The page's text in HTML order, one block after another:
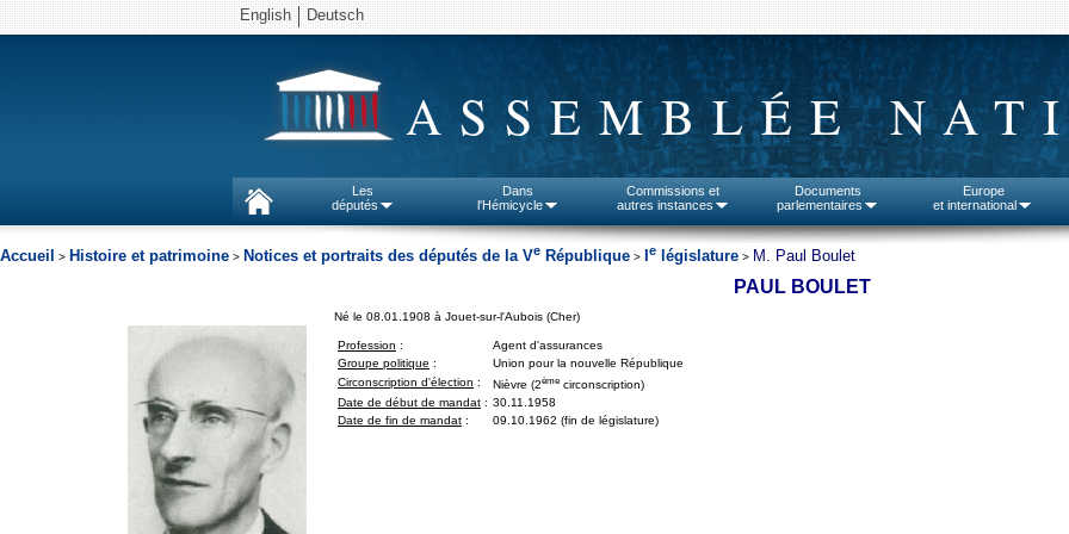
English Deutsch
ASSEMBLÉE
Les
députés
Dans
l'Hémicycle
Commissions et
autres instances
Documents
parlementaires
Europe
et international
Accueil > Histoire et patrimoine > Notices et portraits des députés de la Ve République > e législature > M. Paul Boulet
PAUL BOULET
Né le 08.01.1908 à Jouet-sur-l'Aubois (Cher)
Profession :
Agent d'assurances
Groupe politique :
Union pour la nouvelle République
Circonscription d'élection : Nièvre (2ème circonscription)
Date de début de mandat : 30.11.1958
Date de fin de mandat : 09.10.1962 (fin de législature)